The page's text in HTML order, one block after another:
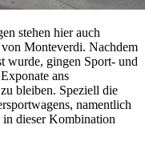
stehen hier auch
Monteverdi. Nachdem
wurde, gingen Sport- und
ans
bleiben. Speziell die
namentlich
dieser Kombination